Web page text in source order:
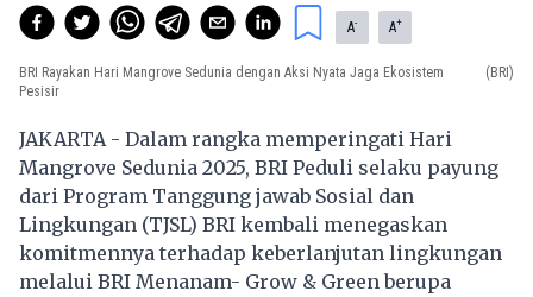
A- A+
BRI Rayakan Hari Mangrove Sedunia dengan Aksi Nyata Jaga Ekosistem
Pesisir
(BRI)
JAKARTA - Dalam rangka memperingati Hari
Mangrove Sedunia 2025, BRI Peduli selaku payung
dari Program Tanggung jawab Sosial dan
Lingkungan (TJSL) BRI kembali menegaskan
komitmennya terhadap keberlanjutan lingkungan
melalui BRI Menanam- Grow & Green berupa